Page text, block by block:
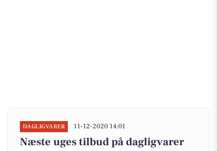
DAGLIGVARER 11-12-2020 14:01
Næste uges tilbud på dagligvarer